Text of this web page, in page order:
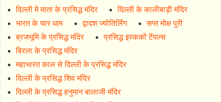
दिल्ली मे माता के प्रसिद्ध मंदिर
दिल्ली के कालीबाड़ी मंदिर
भारत के चार धाम
द्वादश ज्योतिर्लिंग
सप्त मोक्ष पुरी
ब्रजभूमि के प्रसिद्ध मंदिर
प्रसिद्ध इस्ककों टेंपल्स
बिरला के प्रसिद्ध मंदिर
महाभारत काल से दिल्ली के प्रसिद्ध मंदिर
दिल्ली के प्रसिद्ध शिव मंदिर
दिल्ली के प्रसिद्ध हनुमान बालाजी मंदिर